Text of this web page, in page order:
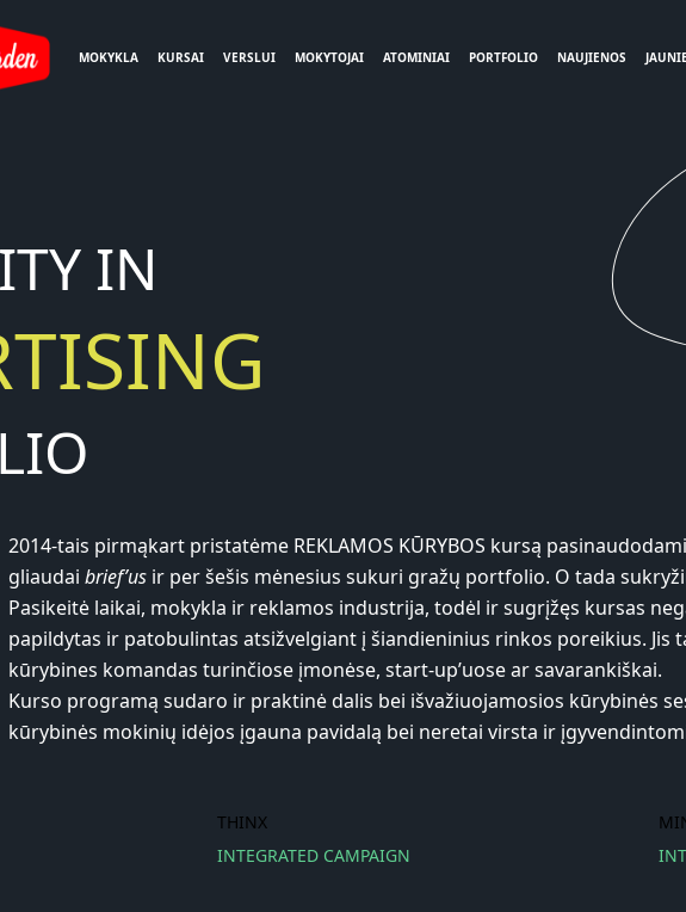
MOKYKLA KURSAI VERSLUI MOKYTOJAI ATOMINIAI PORTFOLIO NAUJIENOS
IN
2014-tais pirmąkart pristatėme REKLAMOS KŪRYBOS kursą
gliaudai brief’us ir per šešis mėnesius sukuri gražų portfolio. O tada
Pasikeitė laikai, mokykla ir reklamos industrija, todėl ir sugrįžęs kursas
papildytas ir patobulintas atsižvelgiant į šiandieninius rinkos poreikius. Jis
kūrybines komandas turinčiose įmonėse, start-up’uose ar savarankiškai.
Kurso programą sudaro ir praktinė dalis bei išvažiuojamosios kūrybinės
kūrybinės mokinių idėjos įgauna pavidalą bei neretai virsta ir
THINX
INTEGRATED CAMPAIGN